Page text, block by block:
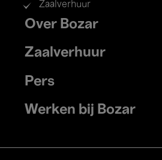
Zaalverhuur
Footer
menu
Over Bozar
Zaalverhuur
Pers
Werken bij Bozar